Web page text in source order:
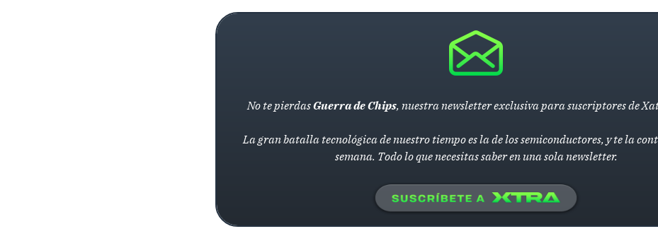
No te pierdasGuerra de Chips, nuestra newsletter exclusiva para suscriptores de
La gran batalla tecnológica de nuestro tiempo es la de los semiconductores, y te la
semana. Todo lo que necesitas saber en una sola newsletter.